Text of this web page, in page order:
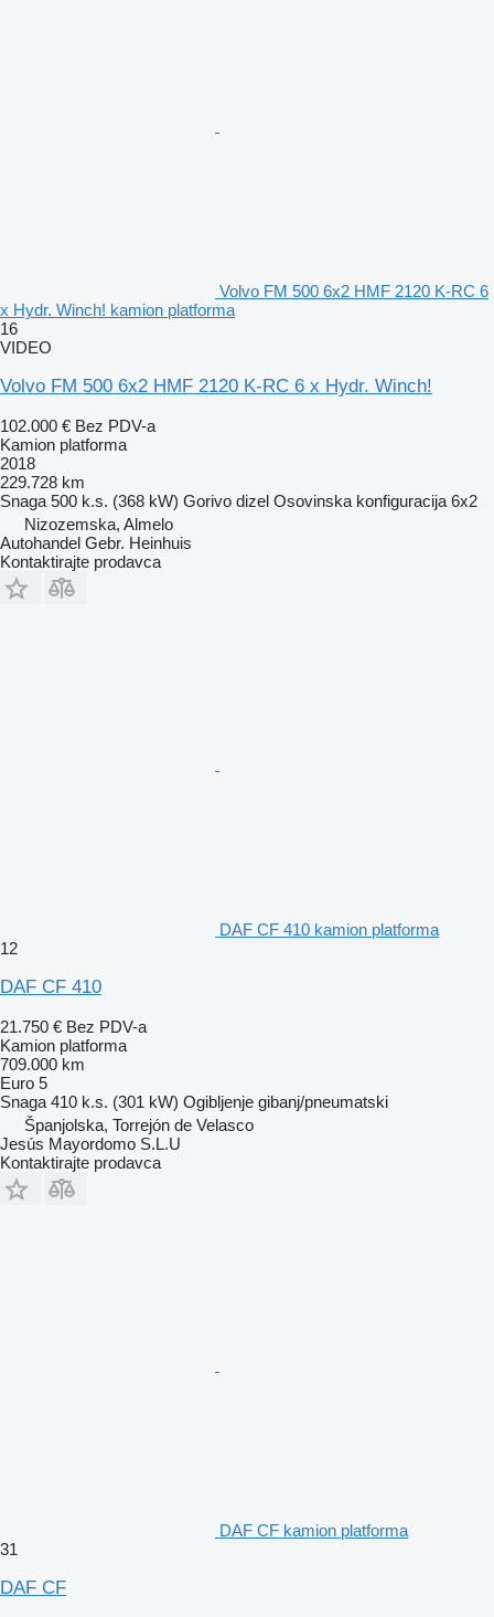
Volvo FM 500 6x2 HMF 2120 K-RC 6
x Hydr. Winch! kamion platforma
16
VIDEO
Volvo FM 500 6x2 HMF 2120 K-RC 6 x Hydr. Winch!
102.000 € Bez PDV-a
Kamion platforma
2018
229.728 km
Snaga 500 k.s. (368 kW) Gorivo dizel Osovinska konfiguracija 6x2
Nizozemska, Almelo
Autohandel Gebr. Heinhuis
Kontaktirajte prodavca
DAF CF 410 kamion platforma
12
DAF CF 410
21.750 € Bez PDV-a
Kamion platforma
709.000 km
Euro 5
Snaga 410 k.s. (301 kW) Ogibljenje gibanj/pneumatski
Španjolska, Torrejón de Velasco
Jesús Mayordomo S.L.U
Kontaktirajte prodavca
DAF CF kamion platforma
31
DAF CF